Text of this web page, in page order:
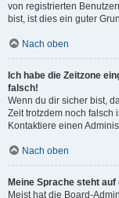
von registrierten
bist, ist dies ein guter
Nach oben
Ich habe die Zeitzone
falsch!
Wenn du dir sicher bist,
Zeit trotzdem noch falsch
Kontaktiere einen
Nach oben
Meine Sprache steht
Meist hat die Board-